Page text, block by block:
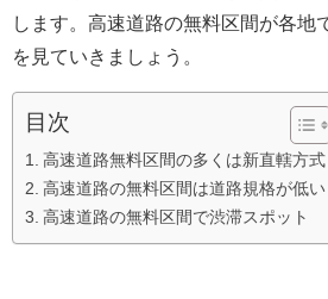
します。高速道路の無料区間が各地
を見ていきましょう。
目次
高速道路無料区間の多くは新直轄方式
高速道路の無料区間は道路規格が低い
高速道路の無料区間で渋滞スポット